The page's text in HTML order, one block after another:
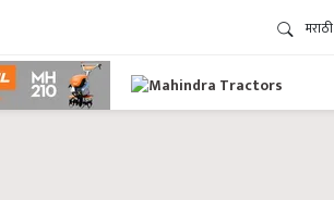
मराठी